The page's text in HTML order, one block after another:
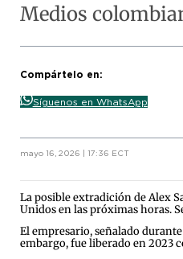
Medios
Compártelo en:
Síguenos en WhatsApp
mayo 16, 2026 | 17:36 ECT
La posible extradición de Alex
Unidos en las próximas horas.
El empresario, señalado
embargo, fue liberado en 2023